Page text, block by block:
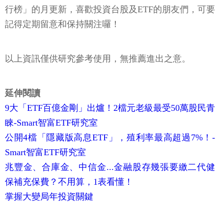
行榜」的月更新，喜歡投資台股及ETF的朋友們，可要
記得定期留意和保持關注囉！
以上資訊僅供研究參考使用，無推薦進出之意。
延伸閱讀
9大「ETF百億金剛」出爐！2檔元老級最受50萬股民青
睞-Smart智富ETF研究室
公開4檔「隱藏版高息ETF」，殖利率最高超過7%！-
Smart智富ETF研究室
兆豐金、合庫金、中信金...金融股存幾張要繳二代健
保補充保費？不用算，1表看懂！
掌握大變局年投資關鍵